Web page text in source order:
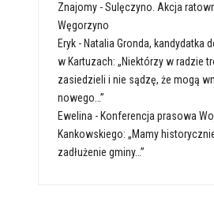
Znajomy -Sulęczyno. Akcja
Węgorzyno
Eryk - Natalia Gronda, kandydatka
w Kartuzach: „Niektórzy w radzie
zasiedzieli i nie sądzę, że mogą
nowego…”
Ewelina - Konferencja prasowa
Kankowskiego: „Mamy
zadłużenie gminy…”